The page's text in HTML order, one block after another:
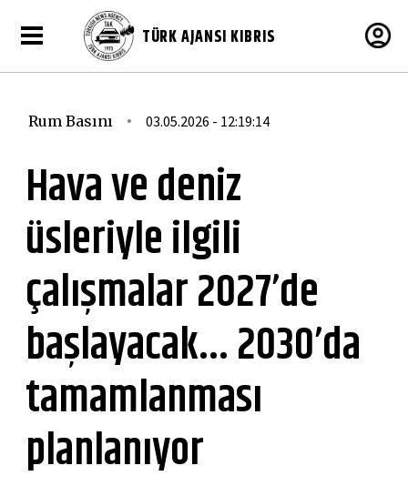
TÜRK AJANSI KIBRIS
Rum Basını 03.05.2026 - 12:19:14
Hava ve deniz
üsleriyle ilgili
çalışmalar 2027’de
başlayacak... 2030’da
tamamlanması
planlanıyor